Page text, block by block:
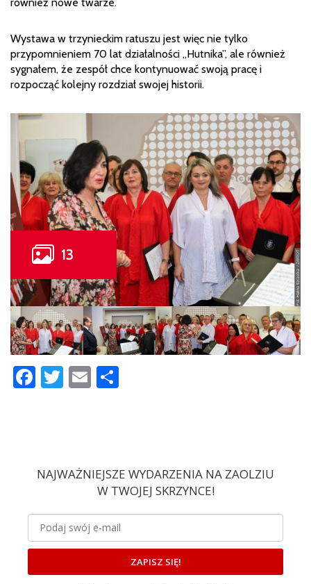
Wystawa w trzynieckim ratuszu jest więc nie tylko
przypomnieniem 70 lat działalności „Hutnika”, ale również
sygnałem, że zespół chce kontynuować swoją pracę i
rozpocząć kolejny rozdział swojej historii.
Facebook
Twitter
Email
NAJWAŻNIEJSZE WYDARZENIA NA ZAOLZIU
W TWOJEJ SKRZYNCE!
ZAPISZ SIĘ!